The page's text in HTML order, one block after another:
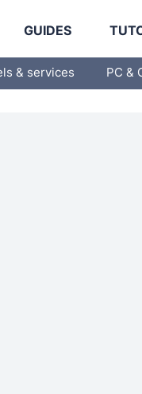
GUIDES
& services PC &